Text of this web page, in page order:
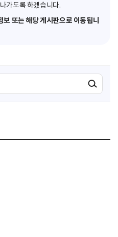
가도록 하겠습니다.
또는 해당 게시판으로 이동됩니
검색실행